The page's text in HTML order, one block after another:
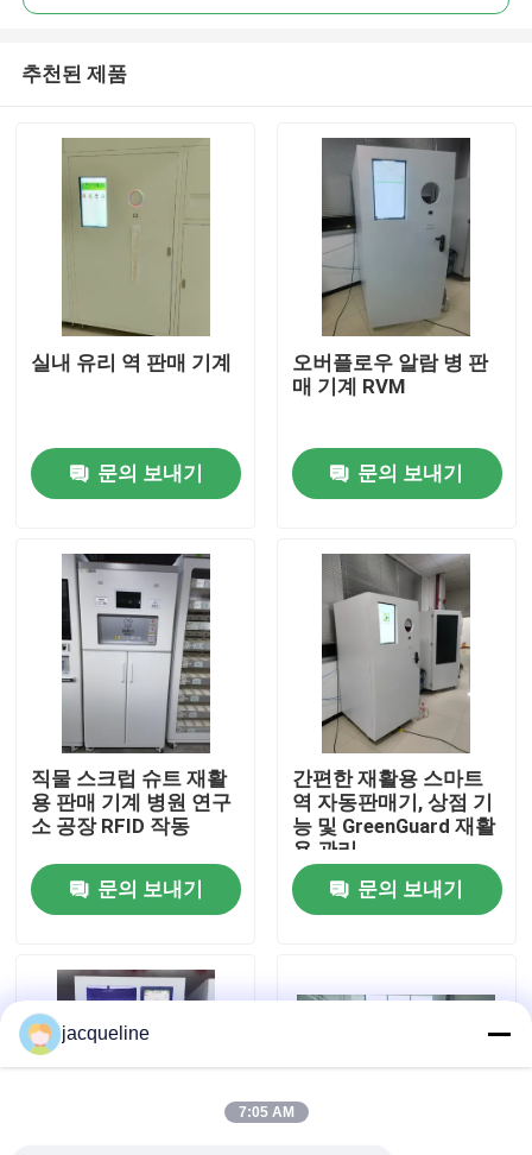
비디오
우리 에 관한 것
공장 투어
품질 관리
저희와 연락
인용 을 요청 하십시오
반대 자동 판매기
추천된 제품
실내 유리 역 판매 기계
문의 보내기
오버플로우 알람 병 판
매 기계 RVM
문의 보내기
직물 스크럽 슈트 재활
용 판매 기계 병원 연구
소 공장 RFID 작동
문의 보내기
간편한 재활용 스마트
역 자동판매기, 상점 기
능 및 GreenGuard 재활
용 관리
문의 보내기
jacqueline
7:05 AM